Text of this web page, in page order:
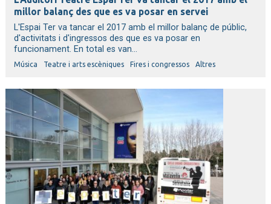
millor balanç des que es va posar en servei
L'Espai Ter va tancar el 2017 amb el millor balanç de públic,
d'activitats i d'ingressos des que es va posar en
funcionament. En total es van...
Música Teatre i arts escèniques Fires i congressos Altres